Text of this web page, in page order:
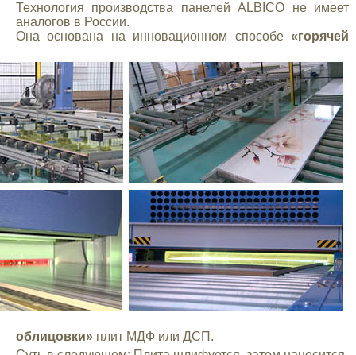
Технология производства панелей ALBICO не имеет
аналогов в России.
Она основана на инновационном способе«горячей
облицовки»плит МДФ или ДСП.
Suzuki
Toyota
Volkswagen
УАЗ
Дополнительные товары